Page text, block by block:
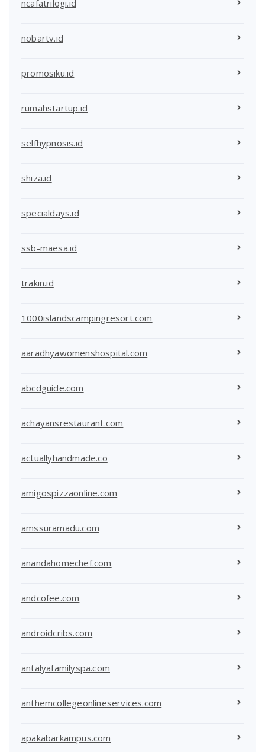
ncafatrilogi.id
nobartv.id
promosiku.id
rumahstartup.id
selfhypnosis.id
shiza.id
specialdays.id
ssb-maesa.id
trakin.id
1000islandscampingresort.com
aaradhyawomenshospital.com
abcdguide.com
achayansrestaurant.com
actuallyhandmade.co
amigospizzaonline.com
amssuramadu.com
anandahomechef.com
andcofee.com
androidcribs.com
antalyafamilyspa.com
anthemcollegeonlineservices.com
apakabarkampus.com